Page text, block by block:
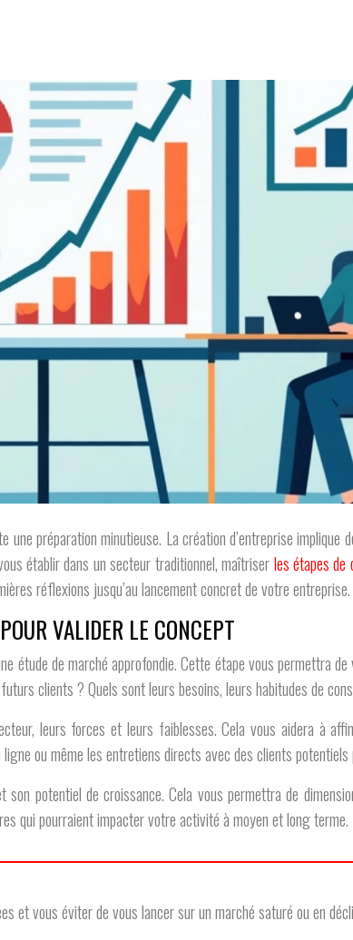
préparation minutieuse. La création d’entreprise
établir dans un secteur traditionnel, maîtriserles étapes de
réflexions jusqu’au lancement concret de votre entreprise.
VALIDER LE CONCEPT
de marché approfondie. Cette étape vous permettra
clients ? Quels sont leurs besoins, leurs habitudes de
leurs forces et leurs faiblesses. Cela vous aidera à
ou même les entretiens directs avec des clients
potentiel de croissance. Cela vous permettra de
qui pourraient impacter votre activité à moyen et long terme.
et vous éviter de vous lancer sur un marché saturé ou en